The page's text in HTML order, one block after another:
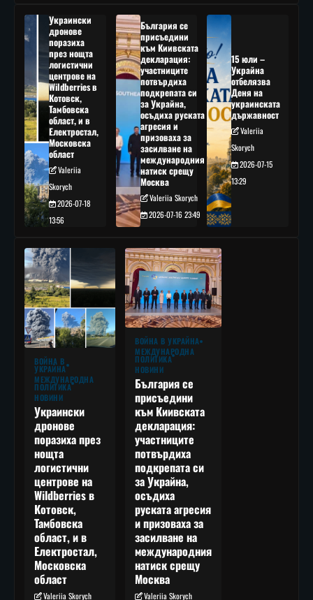
Украински
дронове
поразиха
през нощта
логистични
центрове на
Wildberries в
Котовск,
Тамбовска
област, и в
Електростал,
Московска
област
Valeriia
Skorych
2026-07-18
13:56
България се
присъедини
към Киивската
декларация:
участниците
потвърдиха
подкрепата си
за Украйна,
осъдиха руската
агресия и
призоваха за
засилване на
международния
натиск срещу
Москва
Valeriia Skorych
2026-07-16 23:49
15 юли –
Украйна
отбелязва
Деня на
украинската
държавност
Valeriia
Skorych
2026-07-15
13:29
ВОЙНА В
УКРАЙНА
МЕЖДУНАРОДНА
ПОЛИТИКА
НОВИНИ
Украински
дронове
поразиха през
нощта
логистични
центрове на
Wildberries в
Котовск,
Тамбовска
област, и в
Електростал,
Московска
област
Valeriia Skorych
ВОЙНА В УКРАЙНА
МЕЖДУНАРОДНА
ПОЛИТИКА
НОВИНИ
България се
присъедини
към Киивската
декларация:
участниците
потвърдиха
подкрепата си
за Украйна,
осъдиха
руската агресия
и призоваха за
засилване на
международния
натиск срещу
Москва
Valeriia Skorych